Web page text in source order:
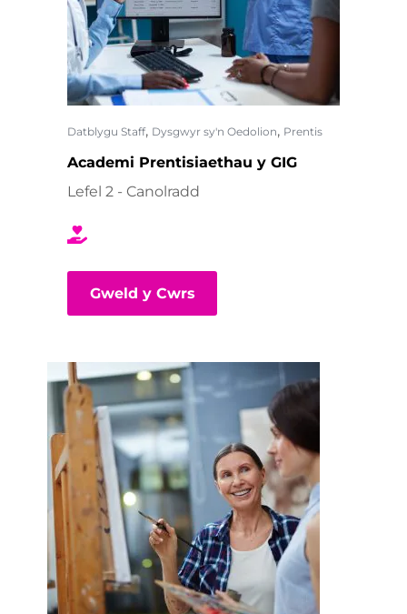
Datblygu Staff, Dysgwyr sy'n Oedolion, Prentis
Academi Prentisiaethau y GIG
Lefel 2 - Canolradd
Gweld y Cwrs